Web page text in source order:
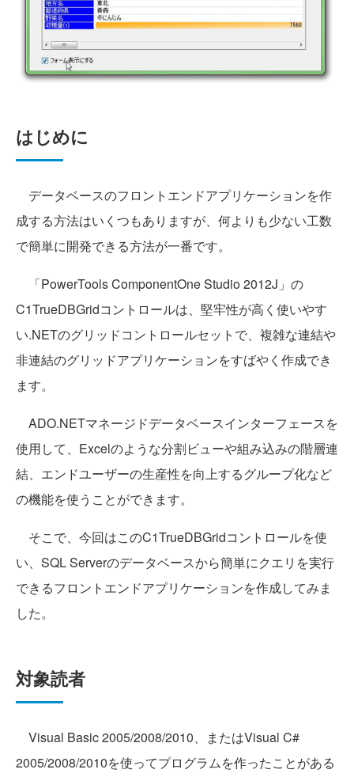
はじめに
データベースのフロントエンドアプリケーションを作
成する方法はいくつもありますが、何よりも少ない工数
で簡単に開発できる方法が一番です。
「PowerTools ComponentOne Studio 2012J」の
C1TrueDBGridコントロールは、堅牢性が高く使いやす
い.NETのグリッドコントロールセットで、複雑な連結や
非連結のグリッドアプリケーションをすばやく作成でき
ます。
ADO.NETマネージドデータベースインターフェースを
使用して、Excelのような分割ビューや組み込みの階層連
結、エンドユーザーの生産性を向上するグループ化など
の機能を使うことができます。
そこで、今回はこのC1TrueDBGridコントロールを使
い、SQL Serverのデータベースから簡単にクエリを実行
できるフロントエンドアプリケーションを作成してみま
した。
対象読者
Visual Basic 2005/2008/2010、またはVisual C#
2005/2008/2010を使ってプログラムを作ったことがある